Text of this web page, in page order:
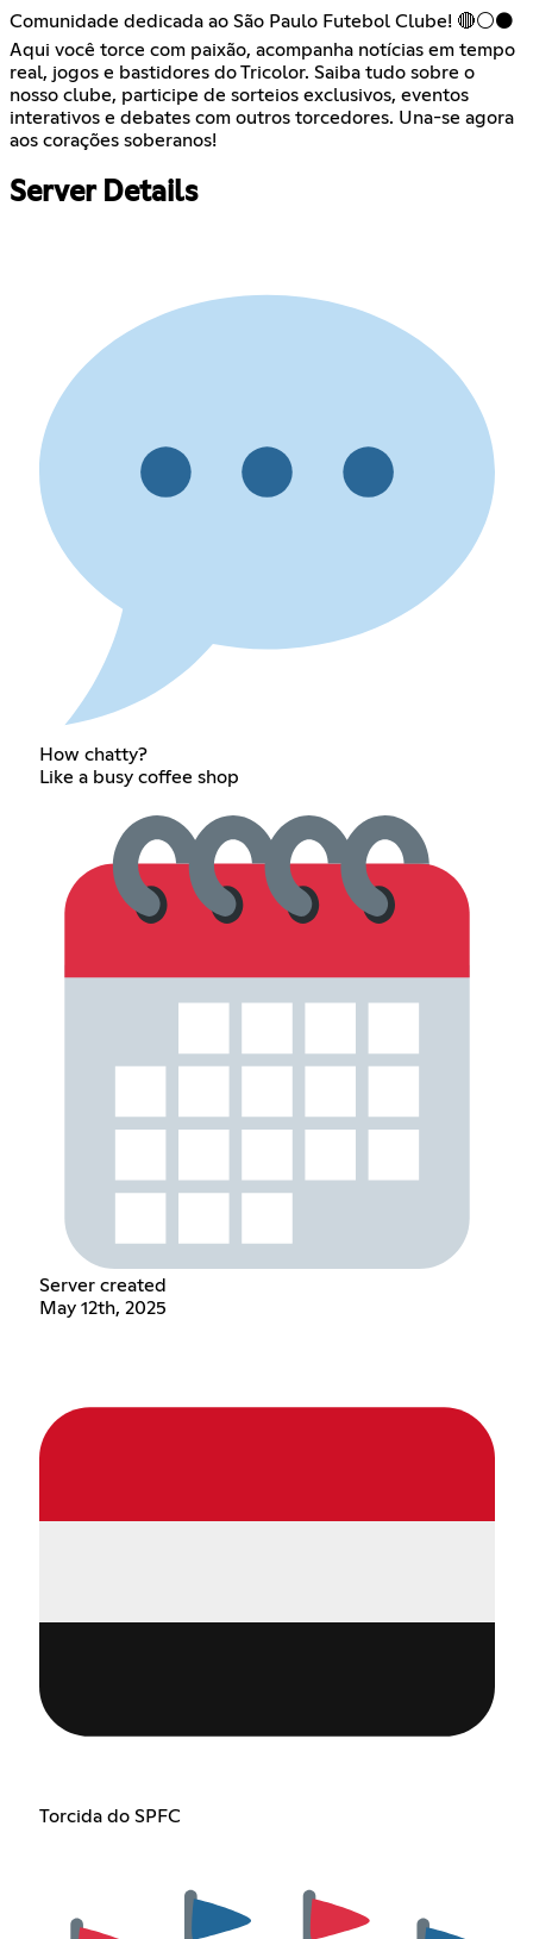
Comunidade dedicada ao São Paulo Futebol Clube! 🔴⚪⚫
Aqui você torce com paixão, acompanha notícias em tempo
real, jogos e bastidores do Tricolor. Saiba tudo sobre o
nosso clube, participe de sorteios exclusivos, eventos
interativos e debates com outros torcedores. Una-se agora
aos corações soberanos!
Server Details
How chatty?
Like a busy coffee shop
Server created
May 12th, 2025
Torcida do SPFC